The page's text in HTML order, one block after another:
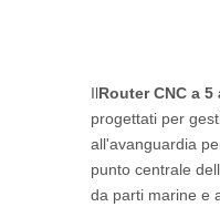
IlRouter CNC a 5
progettati per
all'avanguardia
punto centrale
da parti marine e